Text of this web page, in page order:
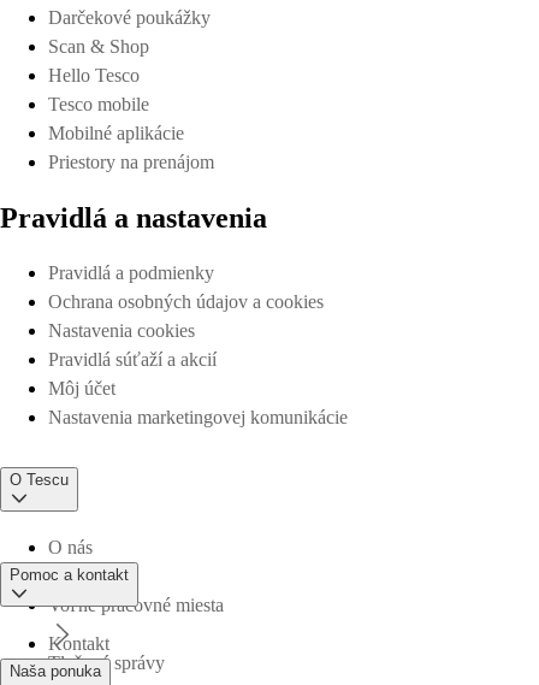
Darčekové poukážky
Scan & Shop
Hello Tesco
Tesco mobile
Mobilné aplikácie
Priestory na prenájom
Pravidlá a nastavenia
Pravidlá a podmienky
Ochrana osobných údajov a cookies
Nastavenia cookies
Pravidlá súťaží a akcií
Môj účet
Nastavenia marketingovej komunikácie
O Tescu
O nás
Voľné pracovné miesta
Tlačové správy
Pomoc a kontakt
Kontakt
Naša ponuka